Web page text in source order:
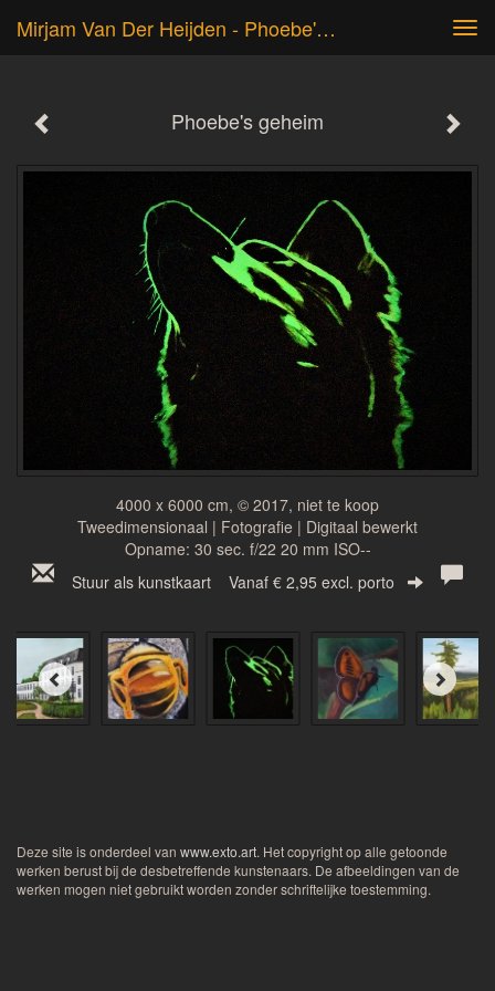
Mirjam Van Der Heijden - Phoebe's Geheim
Phoebe's geheim
4000 x 6000 cm, © 2017, niet te koop
Tweedimensionaal | Fotografie | Digitaal bewerkt
Opname: 30 sec. f/22 20 mm ISO--
Stuur als kunstkaart Vanaf € 2,95 excl. porto
Deze site is onderdeel van www.exto.art. Het copyright op alle getoonde
werken berust bij de desbetreffende kunstenaars. De afbeeldingen van de
werken mogen niet gebruikt worden zonder schriftelijke toestemming.